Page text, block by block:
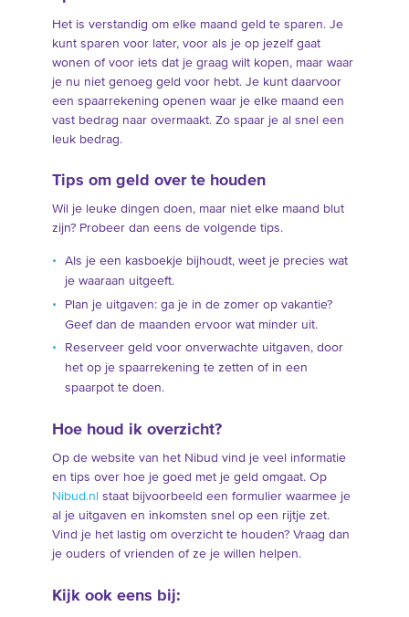
Het is verstandig om elke maand geld te sparen. Je
kunt sparen voor later, voor als je op jezelf gaat
wonen of voor iets dat je graag wilt kopen, maar waar
je nu niet genoeg geld voor hebt. Je kunt daarvoor
een spaarrekening openen waar je elke maand een
vast bedrag naar overmaakt. Zo spaar je al snel een
leuk bedrag.
Tips om geld over te houden
Wil je leuke dingen doen, maar niet elke maand blut
zijn? Probeer dan eens de volgende tips.
Als je een kasboekje bijhoudt, weet je precies wat
je waaraan uitgeeft.
Plan je uitgaven: ga je in de zomer op vakantie?
Geef dan de maanden ervoor wat minder uit.
Reserveer geld voor onverwachte uitgaven, door
het op je spaarrekening te zetten of in een
spaarpot te doen.
Hoe houd ik overzicht?
Op de website van het Nibud vind je veel informatie
en tips over hoe je goed met je geld omgaat. Op
Nibud.nl staat bijvoorbeeld een formulier waarmee je
al je uitgaven en inkomsten snel op een rijtje zet.
Vind je het lastig om overzicht te houden? Vraag dan
je ouders of vrienden of ze je willen helpen.
Kijk ook eens bij: